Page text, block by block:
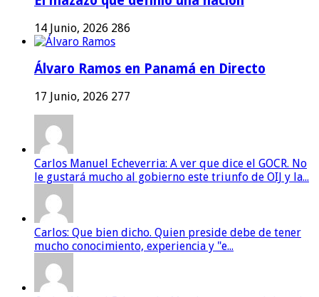
14 Junio, 2026 286
Álvaro Ramos en Panamá en Directo
17 Junio, 2026 277
Carlos Manuel Echeverria: A ver que dice el GOCR. No
le gustará mucho al gobierno este triunfo de OIJ y la...
Carlos: Que bien dicho. Quien preside debe de tener
mucho conocimiento, experiencia y "e...